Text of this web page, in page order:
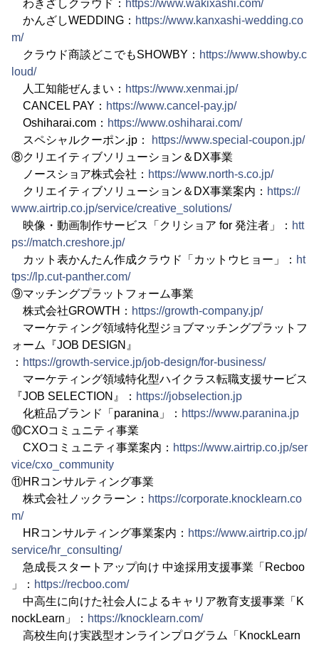
わきざしクラウド： https://www.wakixashi.com/
かんざしWEDDING： https://www.kanxashi-wedding.co
m/
クラウド商談どこでもSHOWBY： https://www.showby.c
loud/
人工知能ぜんまい： https://www.xenmai.jp/
CANCEL PAY： https://www.cancel-pay.jp/
Oshiharai.com： https://www.oshiharai.com/
スペシャルクーポン.jp：
https://www.special-coupon.jp/
⑧クリエイティブソリューション＆DX事業
ノースショア株式会社： https://www.north-s.co.jp/
クリエイティブソリューション＆DX事業案内： https://
www.airtrip.co.jp/service/creative_solutions/
映像・動画制作サービス「クリショア for 発注者」： htt
ps://match.creshore.jp/
カット表かんたん作成クラウド「カットウヒョー」： ht
tps://lp.cut-panther.com/
⑨マッチングプラットフォーム事業
株式会社GROWTH： https://growth-company.jp/
マーケティング領域特化型ジョブマッチングプラットフ
ォーム『JOB DESIGN』
： https://growth-service.jp/job-design/for-business/
マーケティング領域特化型ハイクラス転職支援サービス
『JOB SELECTION』： https://jobselection.jp
化粧品ブランド「paranina」： https://www.paranina.jp
⑩CXOコミュニティ事業
CXOコミュニティ事業案内： https://www.airtrip.co.jp/ser
vice/cxo_community
⑪HRコンサルティング事業
株式会社ノックラーン： https://corporate.knocklearn.co
m/
HRコンサルティング事業案内： https://www.airtrip.co.jp/
service/hr_consulting/
急成長スタートアップ向け 中途採用支援事業「Recboo
」： https://recboo.com/
中高生に向けた社会人によるキャリア教育支援事業「K
nockLearn」： https://knocklearn.com/
高校生向け実践型オンラインプログラム「KnockLearn